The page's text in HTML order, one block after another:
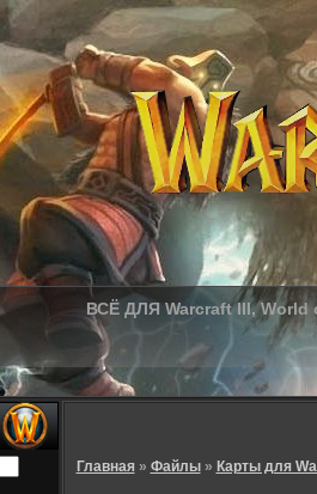
ВСЁ ДЛЯ Warcraft III, World
Главная» Файлы» Карты для